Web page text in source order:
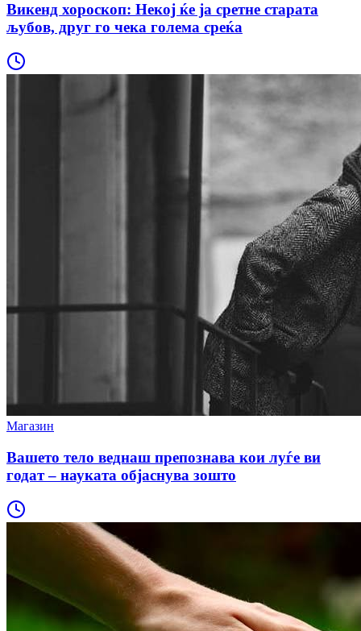
Викенд хороскоп: Некој ќе ја сретне старата
љубов, друг го чека голема среќа
Магазин
Вашето тело веднаш препознава кои луѓе ви
годат – науката објаснува зошто